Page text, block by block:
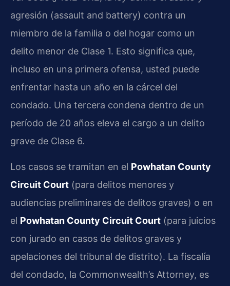
agresión (assault and battery) contra un
miembro de la familia o del hogar como un
delito menor de Clase 1. Esto significa que,
incluso en una primera ofensa, usted puede
enfrentar hasta un año en la cárcel del
condado. Una tercera condena dentro de un
período de 20 años eleva el cargo a un delito
grave de Clase 6.
Los casos se tramitan en el Powhatan County
Circuit Court (para delitos menores y
audiencias preliminares de delitos graves) o en
el Powhatan County Circuit Court (para juicios
con jurado en casos de delitos graves y
apelaciones del tribunal de distrito). La fiscalía
del condado, la Commonwealth’s Attorney, es